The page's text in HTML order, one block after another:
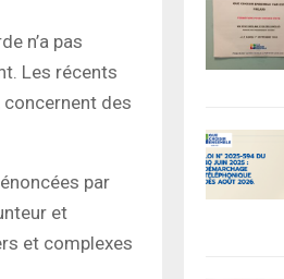
n’a pas
Les récents
des
par
et
et complexes